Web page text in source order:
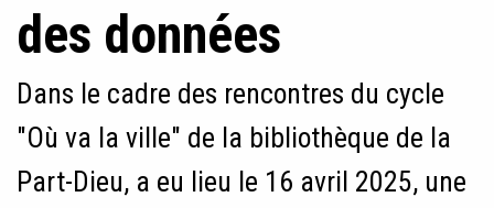
des données
Dans le cadre des rencontres du cycle
"Où va la ville" de la bibliothèque de la
Part-Dieu, a eu lieu le 16 avril 2025, une